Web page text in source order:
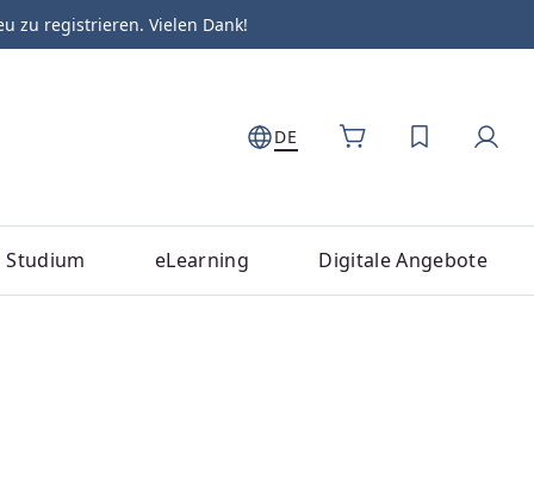
zu registrieren. Vielen Dank!
DE DU HAST 0
Studium eLearning Digitale Angebote